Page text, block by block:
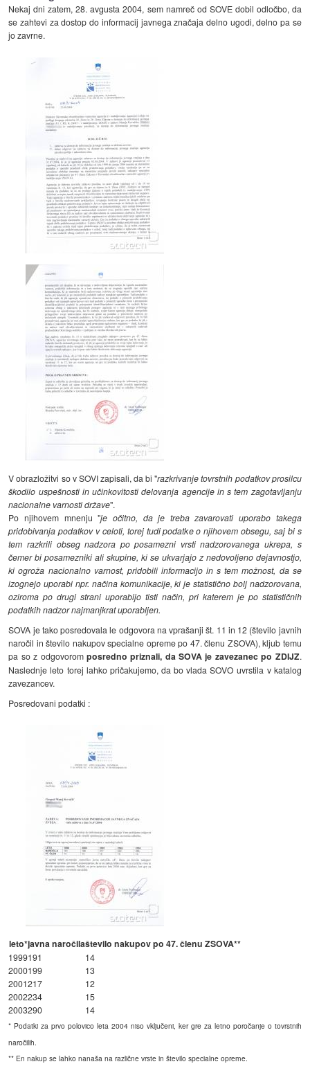
Nekaj dni zatem, 28. avgusta 2004, sem namreč od SOVE dobil odločbo, da
se zahtevi za dostop do informacij javnega značaja delno ugodi, delno pa se
jo zavrne.
V obrazložitvi so v SOVI zapisali, da bi "razkrivanje tovrstnih podatkov prosilcu
škodilo uspešnosti in učinkovitosti delovanja agencije in s tem zagotavljanju
nacionalne varnosti države".
Po njihovem mnenju "je očitno, da je treba zavarovati uporabo takega
pridobivanja podatkov v celoti, torej tudi podatke o njihovem obsegu, saj bi s
tem razkrili obseg nadzora po posamezni vrsti nadzorovanega ukrepa, s
čemer bi posamezniki ali skupine, ki se ukvarjajo z nedovoljeno dejavnostjo,
ki ogroža nacionalno varnost, pridobili informacijo in s tem možnost, da se
izognejo uporabi npr. načina komunikacije, ki je statistično bolj nadzorovana,
oziroma po drugi strani uporabijo tisti način, pri katerem je po statističnih
podatkih nadzor najmanjkrat uporabljen.
SOVA je tako posredovala le odgovora na vprašanji št. 11 in 12 (število javnih
naročil in število nakupov specialne opreme po 47. členu ZSOVA), kljub temu
pa so z odgovorom posredno priznali, da SOVA je zavezanec po ZDIJZ.
Naslednje leto torej lahko pričakujemo, da bo vlada SOVO uvrstila v katalog
zavezancev.
Posredovani podatki :
leto*javna naročilaštevilo nakupov po 47. členu ZSOVA**
1999191
14
2000199
13
2001217
12
2002234
15
2003290 14
* Podatki za prvo polovico leta 2004 niso vključeni, ker gre za letno poročanje o tovrstnih
naročilih.
** En nakup se lahko nanaša na različne vrste in število specialne opreme.